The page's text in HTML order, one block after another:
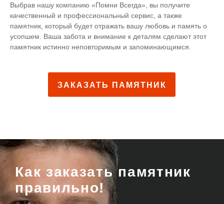
Выбрав нашу компанию «Помни Всегда», вы получите
качественный и профессиональный сервис, а также
памятник, который будет отражать вашу любовь и память о
усопшем. Ваша забота и внимание к деталям сделают этот
памятник истинно неповторимым и запоминающимся.
ЗАКАЗАТЬ ПАМЯТНИК
Как заказать памятник
правильно!